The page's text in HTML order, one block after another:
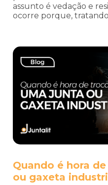
assunto é vedação e
ocorre porque,
Quando é hora
ou gaxeta